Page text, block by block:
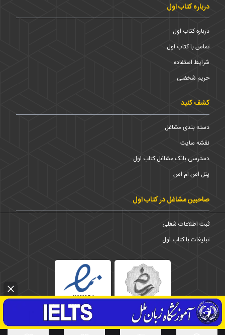
درباره کتاب اول
درباره کتاب اول
تماس با کتاب اول
شرایط استفاده
حریم شخضی
کشف کنید
دسته بندی مشاغل
نقشه سایت
دسترسی بانک مشاغل کتاب اول
پنل اس ام اس
صاحبین مشاغل در کتاب اول
ثبت اطلاعات شغلی
تبلیغات با کتاب اول